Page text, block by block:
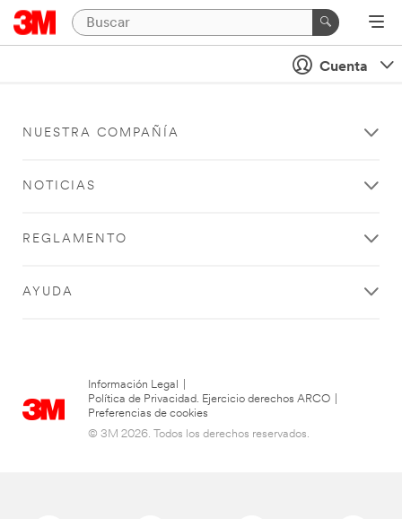
Cuenta
NUESTRA COMPAÑÍA
NOTICIAS
REGLAMENTO
AYUDA
Información Legal
Política de Privacidad. Ejercicio derechos ARCO
Preferencias de cookies
© 3M 2026. Todos los derechos reservados.